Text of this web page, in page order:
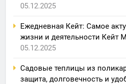
05.12.2025
Ежедневная Кейт: Самое
жизни и деятельности Кейт
05.12.2025
Садовые теплицы из
защита, долговечность и